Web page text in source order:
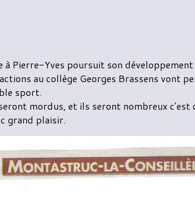
à Pierre-Yves poursuit son
au collège Georges Brassens vont
sport.
mordus, et ils seront nombreux
grand plaisir.